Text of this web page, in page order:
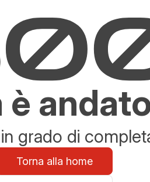
è
grado di
Torna alla home